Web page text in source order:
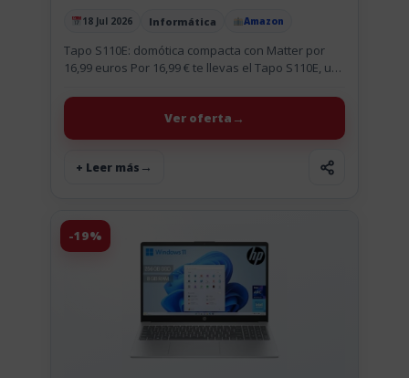
Publicado el
18 Jul 2026 Informática Amazon
Tapo S110E: domótica compacta con Matter por
16,99 euros Por 16,99 € te llevas el Tapo S110E, un
Bluetooth pensado...
+ Leer más
Ver oferta
-19%